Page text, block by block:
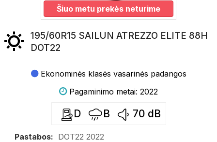
Šiuo metu prekės neturime
195/60R15 SAILUN ATREZZO ELITE 88H
DOT22
Ekonominės klasės vasarinės padangos
Pagaminimo metai: 2022
D B 70 dB
Pastabos: DOT22 2022